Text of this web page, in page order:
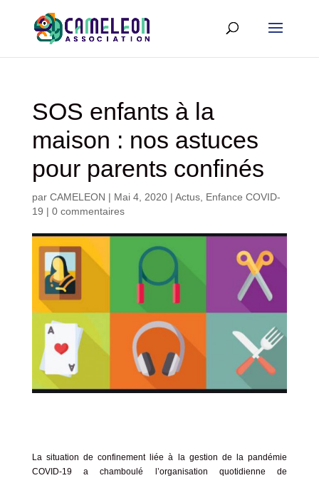
SOS enfants à la
maison : nos astuces
pour parents confinés
par CAMELEON | Mai 4, 2020| Actus, Enfance COVID-
19 | 0 commentaires
La situation de confinement liée à la gestion de la pandémie
COVID-19 a chamboulé l’organisation quotidienne de